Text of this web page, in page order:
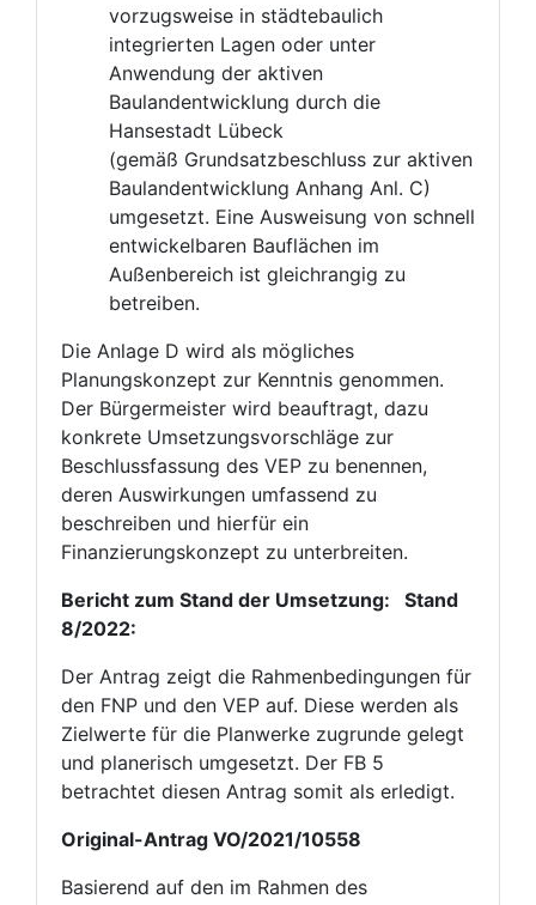
vorzugsweise in städtebaulich
integrierten Lagen oder unter
Anwendung der aktiven
Baulandentwicklung durch die
Hansestadt Lübeck
(gemäß Grundsatzbeschluss zur aktiven
Baulandentwicklung Anhang Anl. C)
umgesetzt. Eine Ausweisung von schnell
entwickelbaren Bauflächen im
Außenbereich ist gleichrangig zu
betreiben.
Die Anlage D wird als mögliches
Planungskonzept zur Kenntnis genommen.
Der Bürgermeister wird beauftragt, dazu
konkrete Umsetzungsvorschläge zur
Beschlussfassung des VEP zu benennen,
deren Auswirkungen umfassend zu
beschreiben und hierfür ein
Finanzierungskonzept zu unterbreiten.
Bericht zum Stand der Umsetzung: Stand
8/2022:
Der Antrag zeigt die Rahmenbedingungen für
den FNP und den VEP auf. Diese werden als
Zielwerte für die Planwerke zugrunde gelegt
und planerisch umgesetzt. Der FB 5
betrachtet diesen Antrag somit als erledigt.
Original-Antrag VO/2021/10558
Basierend auf den im Rahmen des